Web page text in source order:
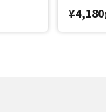
¥4,180